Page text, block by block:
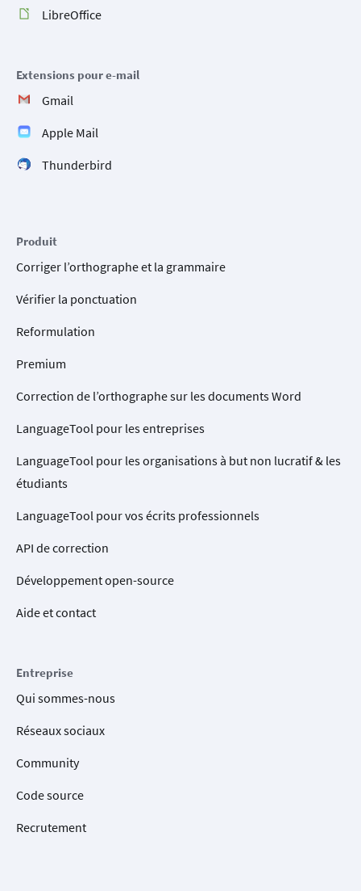
LibreOffice
Extensions pour e-mail
Gmail
Apple Mail
Thunderbird
Produit
Corriger l’orthographe et la grammaire
Vérifier la ponctuation
Reformulation
Premium
Correction de l’orthographe sur les documents Word
LanguageTool pour les entreprises
LanguageTool pour les organisations à but non lucratif & les
étudiants
LanguageTool pour vos écrits professionnels
API de correction
Développement open-source
Aide et contact
Entreprise
Qui sommes-nous
Réseaux sociaux
Community
Code source
Recrutement